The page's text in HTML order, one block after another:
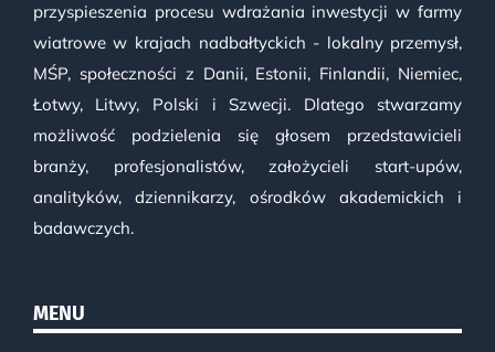
przyspieszenia procesu wdrażania inwestycji w farmy
wiatrowe w krajach nadbałtyckich - lokalny przemysł,
MŚP, społeczności z Danii, Estonii, Finlandii, Niemiec,
Łotwy, Litwy, Polski i Szwecji. Dlatego stwarzamy
możliwość podzielenia się głosem przedstawicieli
branży, profesjonalistów, założycieli start-upów,
analityków, dziennikarzy, ośrodków akademickich i
badawczych.
MENU